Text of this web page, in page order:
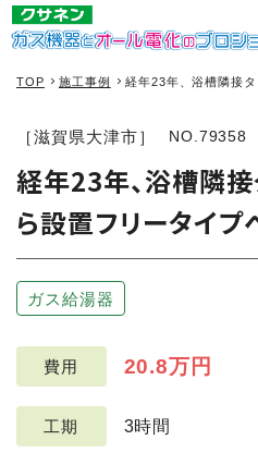
TOP 施工事例 経年23年、浴槽隣接
［滋賀県大津市］ NO.79358
経年23年、浴槽隣
ら設置フリータイプ
ガス給湯器
費用 20.8万円
工期 3時間